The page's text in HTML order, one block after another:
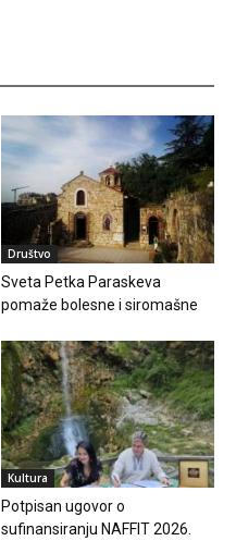
Društvo
Sveta Petka Paraskeva
pomaže bolesne i siromašne
Kultura
Potpisan ugovor o
sufinansiranju NAFFIT 2026.